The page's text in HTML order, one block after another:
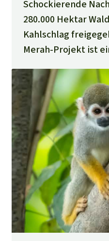
Schockierende
280.000 Hektar
Kahlschlag
Merah-Projekt ist
großen
Hier soll die
der Welt entstehen.